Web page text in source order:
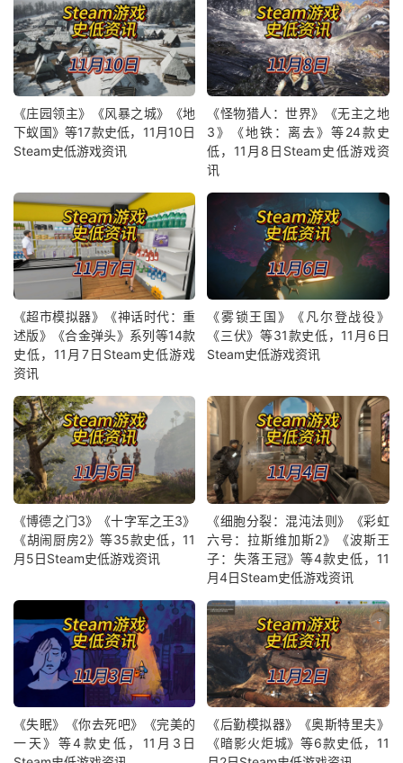
《庄园领主》《风暴之城》《地
下蚁国》等17款史低，11月10日
Steam史低游戏资讯
《怪物猎人：世界》《无主之地
3》《地铁：离去》等24款史
低，11月8日Steam史低游戏资
讯
《超市模拟器》《神话时代：重
述版》《合金弹头》系列等14款
史低，11月7日Steam史低游戏
资讯
《雾锁王国》《凡尔登战役》
《三伏》等31款史低，11月6日
Steam史低游戏资讯
《博德之门3》《十字军之王3》
《胡闹厨房2》等35款史低，11
月5日Steam史低游戏资讯
《细胞分裂：混沌法则》《彩虹
六号：拉斯维加斯2》《波斯王
子：失落王冠》等4款史低，11
月4日Steam史低游戏资讯
《失眠》《你去死吧》《完美的
一天》等4款史低，11月3日
《后勤模拟器》《奥斯特里夫》
《暗影火炬城》等6款史低，11